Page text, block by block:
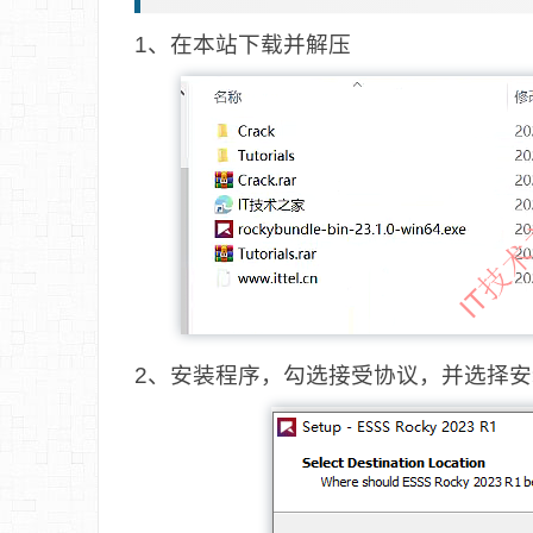
1、在本站下载并解压
2、安装程序，勾选接受协议，并选择